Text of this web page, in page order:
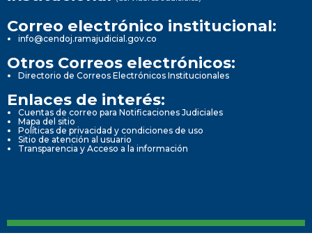
Correo electrónico institucional:
info@cendoj.ramajudicial.gov.co
Otros Correos electrónicos:
Directorio de Correos Electrónicos Institucionales
Enlaces de interés:
Cuentas de correo para Notificaciones Judiciales
Mapa del sitio
Políticas de privacidad y condiciones de uso
Sitio de atención al usuario
Transparencia y Acceso a la información